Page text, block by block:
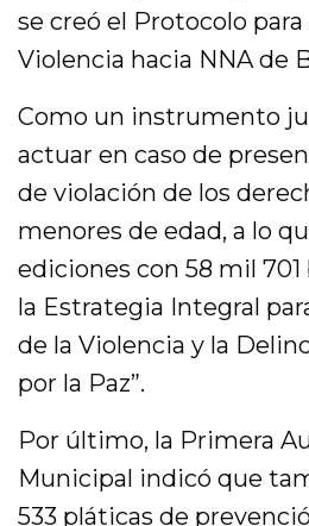
se creó el Protocolo
Violencia hacia NNA de
Como un instrumento
actuar en caso de
de violación de los
menores de edad, a lo
ediciones con 58 mil
la Estrategia Integral
de la Violencia y la
por la Paz”.
Por último, la Primera
Municipal indicó que
533 pláticas de